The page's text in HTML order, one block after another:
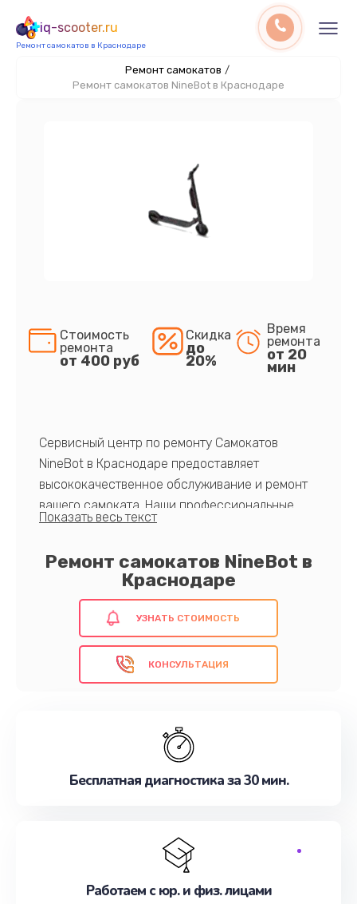
iq-scooter.ru
Ремонт самокатов в Краснодаре
Ремонт самокатов /
Ремонт самокатов NineBot в Краснодаре
Ремонт самокатов NineBot в
Краснодаре
Стоимость
ремонта
от 400 руб
Скидка
до
20%
Время
ремонта
от 20
мин
Сервисный центр по ремонту Самокатов
NineBot в Краснодаре предоставляет
высококачественное обслуживание и ремонт
вашего самоката. Наши профессиональные
мастера оперативно проведу диагностику и
оригинальные комплектующие.
Доверьте нам свой NineBot, и мы вернем его к
УЗНАТЬ СТОИМОСТЬ
КОНСУЛЬТАЦИЯ
Бесплатная диагностика за 30 мин.
Работаем с юр. и физ. лицами